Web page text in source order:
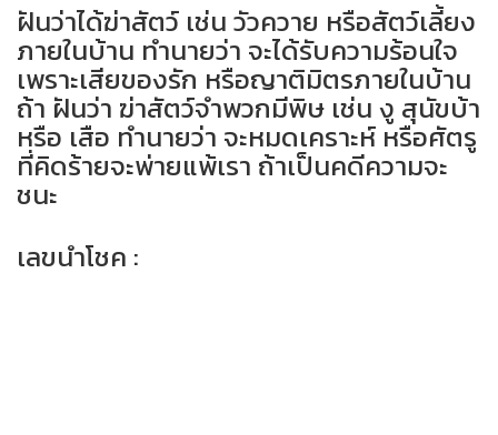
ฝันว่าได้ฆ่าสัตว์ เช่น วัวควาย หรือสัตว์เลี้ยง
ภายในบ้าน ทำนายว่า จะได้รับความร้อนใจ
เพราะเสียของรัก หรือญาติมิตรภายในบ้าน
ถ้า ฝันว่า ฆ่าสัตว์จำพวกมีพิษ เช่น งู สุนัขบ้า
หรือ เสือ ทำนายว่า จะหมดเคราะห์ หรือศัตรู
ที่คิดร้ายจะพ่ายแพ้เรา ถ้าเป็นคดีความจะ
ชนะ
เลขนำโชค :